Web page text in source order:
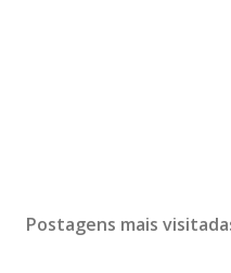
Postagens mais